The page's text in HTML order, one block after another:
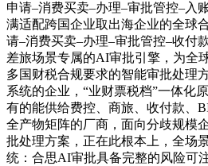
申请–消费买卖–办理–审批管控–入
满适配跨国企业取出海企业的全球
请–消费买卖–办理–审批管控–收付
差旅场景专属的AI审批引擎，为全
多国财税合规要求的智能审批处理
系统的企业，“业财票税档”一体化
有的能供给费控、商旅、收付款、
全产物矩阵的厂商，面向分歧规模
批处理方案，正在此根本上，全场
统：合思AI审批具备完整的风险可